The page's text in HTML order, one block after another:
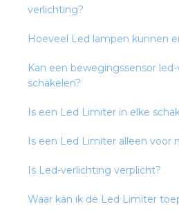
verlichting?
Hoeveel Led lampen kunnen
Kan een bewegingssensor
schakelen?
Is een Led Limiter in elke
Is een Led Limiter alleen voor
Is Led-verlichting verplicht?
Waar kan ik de Led Limiter